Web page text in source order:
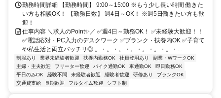
勤務時間詳細 【勤務時間】 9:00～15:00 ※もう少し長い時間 働きた
い方も相談OK！ 【勤務日数】 週4日～OK！ ※週5日働きたい方も歓
迎！
仕事内容 ＼求人のPoint✨／ ✅週4日～勤務OK！ ✅未経験大歓迎！！
✅電話応対・PC入力のデスクワーク ✅ブランク・扶養内OK ✅子育て
や私生活と両立バッチリ◎ 。・。・。・。・。・。・。・...
制服あり 業界未経験者歓迎 扶養内勤務OK 社員登用あり
副業・WワークOK
主婦・主夫歓迎
フリーター歓迎 バイク通勤OK 車通勤OK
即日勤務OK
平日のみOK
経験不問 未経験者歓迎 経験者歓迎 研修あり
ブランクOK
交通費支給
長期歓迎 フルタイム歓迎 シフト制